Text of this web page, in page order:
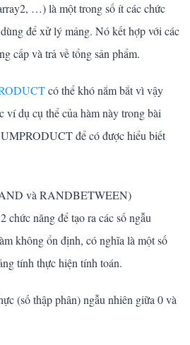
…) là một trong số ít các chức
để xử lý mảng. Nó kết hợp với các
cấp và trả về tổng sản phẩm.
có thể khó nắm bắt vì vậy
ví dụ cụ thể của hàm này trong bài
để có được hiểu biết
và RANDBETWEEN)
chức năng để tạo ra các số ngẫu
không ổn định, có nghĩa là một số
tính thực hiện tính toán.
(số thập phân) ngẫu nhiên giữa 0 và